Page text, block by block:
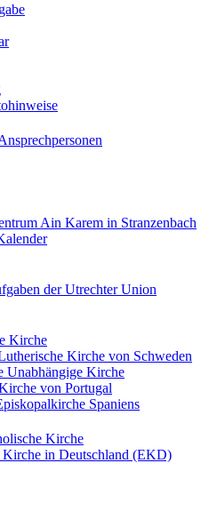
Ain Karem in Stranzenbach
der Utrechter Union
Kirche
Kirche von Schweden
Unabhängige Kirche
von Portugal
Spaniens
Kirche
Kirche in Deutschland (EKD)